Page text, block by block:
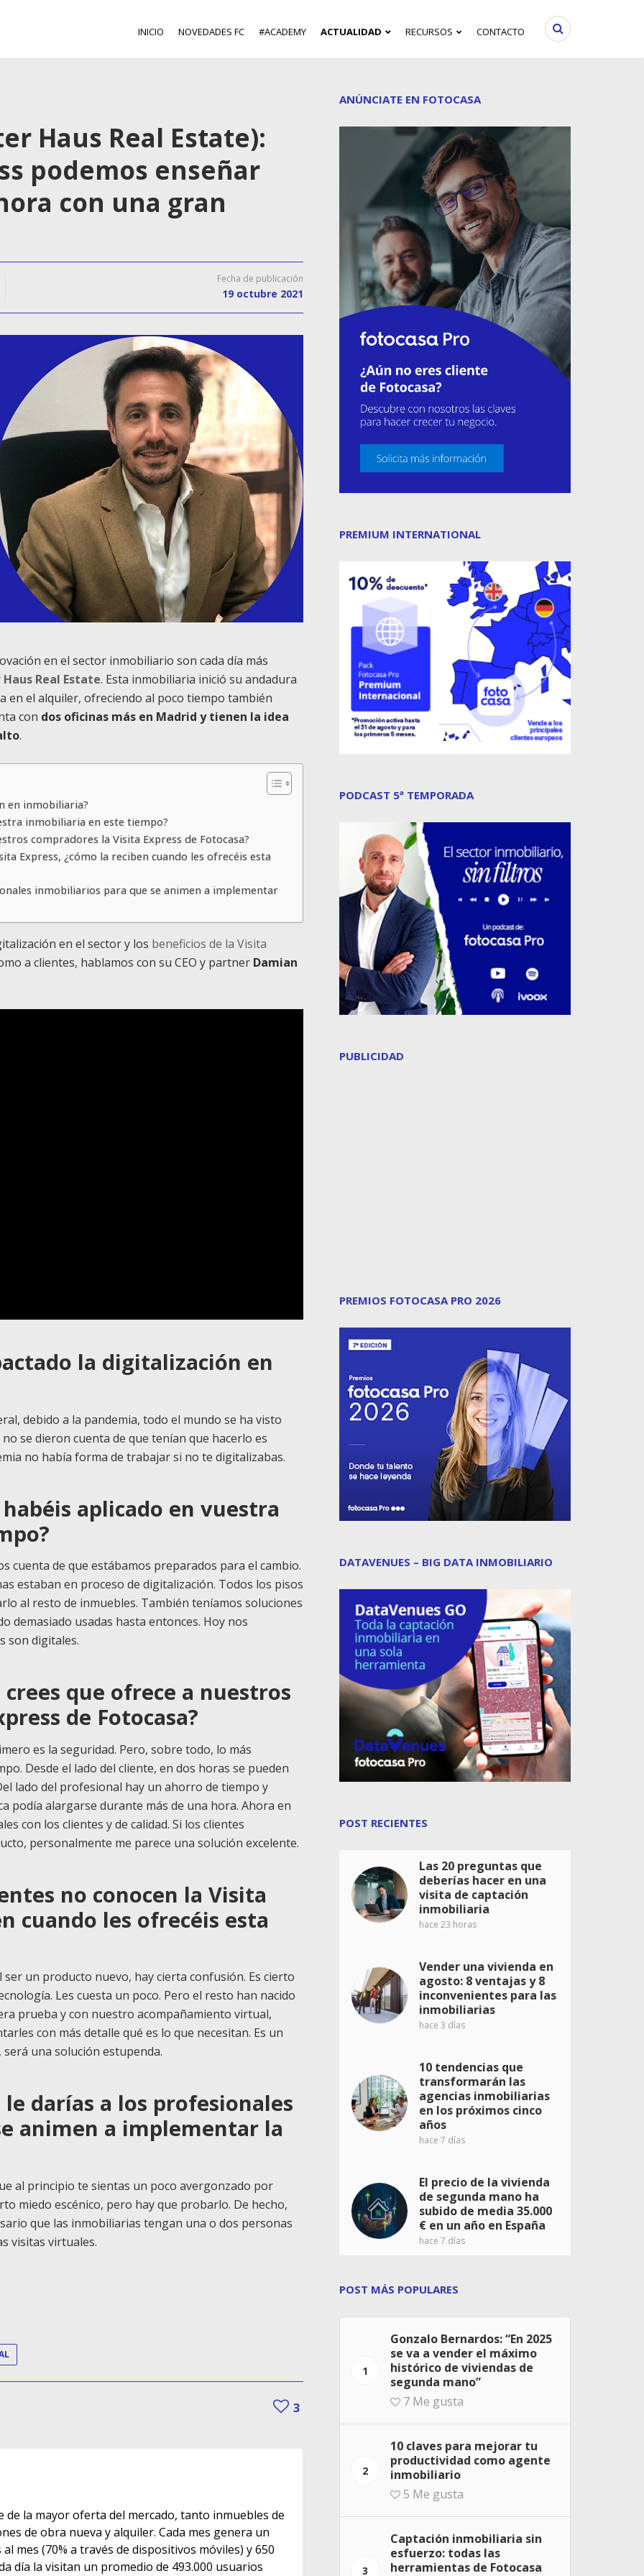
INICIO NOVEDADES FC #ACADEMY ACTUALIDAD RECURSOS CONTACTO
Haus Real Estate):
podemos enseñar
con una gran
Fecha de publicación
19 octubre 2021
en el sector inmobiliario son cada día más
Real Estate. Esta inmobiliaria inició su andadura
en el alquiler, ofreciendo al poco tiempo también
con dos oficinas más en Madrid y tienen la idea
.
en inmobiliaria?
inmobiliaria en este tiempo?
compradores la Visita Express de Fotocasa?
Express, ¿cómo la reciben cuando les ofrecéis esta
inmobiliarios para que se animen a implementar
en el sector y los beneficios de la Visita
a clientes, hablamos con su CEO y partner Damian
la digitalización en
debido a la pandemia, todo el mundo se ha visto
se dieron cuenta de que tenían que hacerlo es
no había forma de trabajar si no te digitalizabas.
aplicado en vuestra
cuenta de que estábamos preparados para el cambio.
estaban en proceso de digitalización. Todos los pisos
al resto de inmuebles. También teníamos soluciones
demasiado usadas hasta entonces. Hoy nos
son digitales.
que ofrece a nuestros
de Fotocasa?
es la seguridad. Pero, sobre todo, lo más
Desde el lado del cliente, en dos horas se pueden
lado del profesional hay un ahorro de tiempo y
podía alargarse durante más de una hora. Ahora en
con los clientes y de calidad. Si los clientes
personalmente me parece una solución excelente.
no conocen la Visita
cuando les ofrecéis esta
ser un producto nuevo, hay cierta confusión. Es cierto
Les cuesta un poco. Pero el resto han nacido
prueba y con nuestro acompañamiento virtual,
con más detalle qué es lo que necesitan. Es un
una solución estupenda.
le darías a los profesionales
animen a implementar la
al principio te sientas un poco avergonzado por
miedo escénico, pero hay que probarlo. De hecho,
que las inmobiliarias tengan una o dos personas
visitas virtuales.
3
la mayor oferta del mercado, tanto inmuebles de
de obra nueva y alquiler. Cada mes genera un
mes (70% a través de dispositivos móviles) y 650
día la visitan un promedio de 493.000 usuarios
ANÚNCIATE EN FOTOCASA
PREMIUM INTERNATIONAL
PODCAST 5ª TEMPORADA
PUBLICIDAD
PREMIOS FOTOCASA PRO 2026
DATAVENUES – BIG DATA INMOBILIARIO
POST RECIENTES
Las 20 preguntas que
deberías hacer en una
visita de captación
inmobiliaria
hace 23 horas
Vender una vivienda en
agosto: 8 ventajas y 8
inconvenientes para las
inmobiliarias
hace 3 días
10 tendencias que
transformarán las
agencias inmobiliarias
en los próximos cinco
años
hace 7 días
El precio de la vivienda
de segunda mano ha
subido de media 35.000
€ en un año en España
hace 7 días
POST MÁS POPULARES
1
Gonzalo Bernardos: “En 2025
se va a vender el máximo
histórico de viviendas de
segunda mano”
7 Me gusta
2
10 claves para mejorar tu
productividad como agente
inmobiliario
5 Me gusta
3
Captación inmobiliaria sin
esfuerzo: todas las
herramientas de Fotocasa